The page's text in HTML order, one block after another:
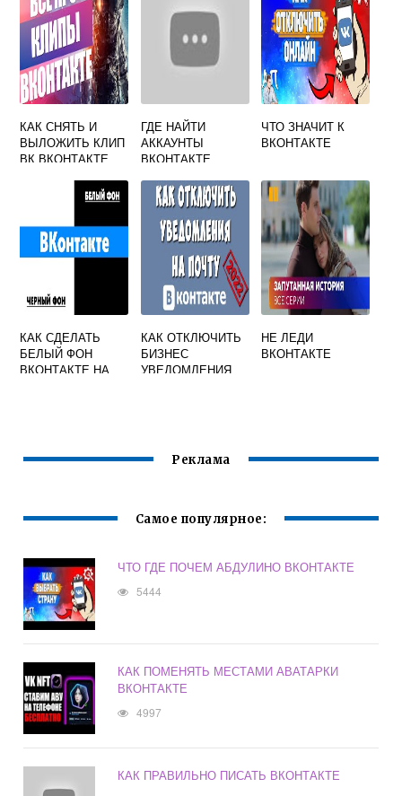
КАК СНЯТЬ И
ВЫЛОЖИТЬ КЛИП
ВК ВКОНТАКТЕ
ГДЕ НАЙТИ
АККАУНТЫ
ВКОНТАКТЕ
ЧТО ЗНАЧИТ К
ВКОНТАКТЕ
КАК СДЕЛАТЬ
БЕЛЫЙ ФОН
ВКОНТАКТЕ НА
КАК ОТКЛЮЧИТЬ
БИЗНЕС
УВЕДОМЛЕНИЯ
НЕ ЛЕДИ
ВКОНТАКТЕ
Реклама
Самое популярное:
ЧТО ГДЕ ПОЧЕМ АБДУЛИНО ВКОНТАКТЕ
5444
КАК ПОМЕНЯТЬ МЕСТАМИ АВАТАРКИ
ВКОНТАКТЕ
4997
КАК ПРАВИЛЬНО ПИСАТЬ ВКОНТАКТЕ